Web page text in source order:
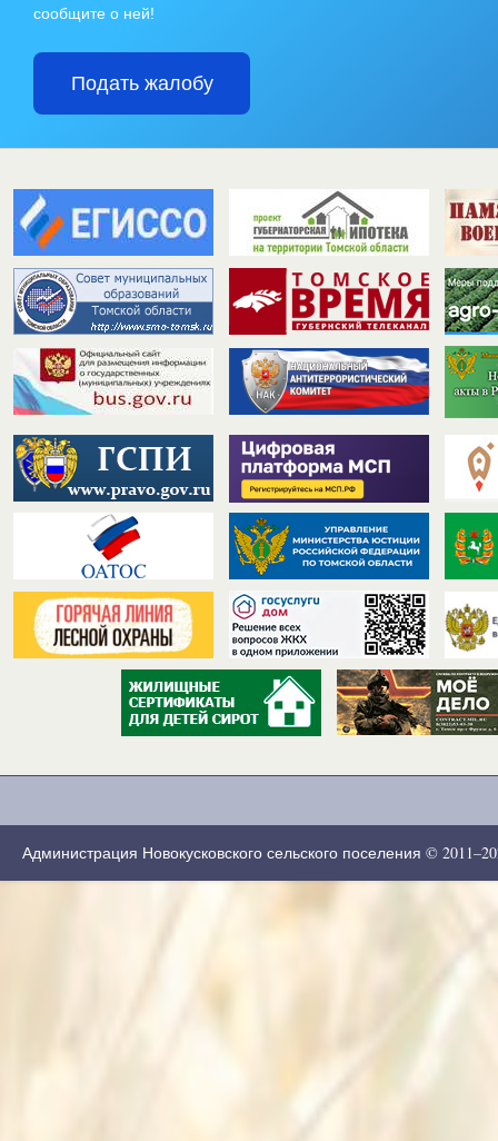
сообщите о ней!
Подать жалобу
Администрация Новокусковского сельского поселения ©